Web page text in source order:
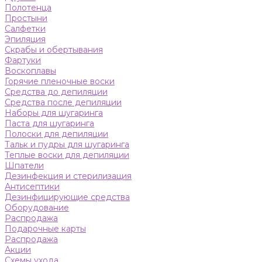
Полотенца
Простыни
Салфетки
Эпиляция
Скрабы и обертывания
Фартуки
Воскоплавы
Горячие пленочные воски
Средства до депиляции
Средства после депиляции
Наборы для шугаринга
Паста для шугаринга
Полоски для депиляции
Тальк и пудры для шугаринга
Теплые воски для депиляции
Шпатели
Дезинфекция и стерилизация
Антисептики
Дезинфицирующие средства
Оборудование
Распродажа
Подарочные карты
Распродажа
Акции